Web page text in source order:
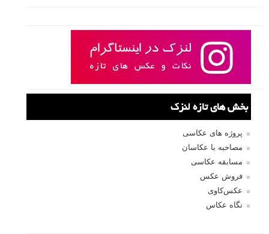
بخش های تازه لنزک
پروژه های عکاسی
مصاحبه با عکاسان
مسابقه عکاسی
فروش عکس
عکس‌کاوی
نگاه عکاس